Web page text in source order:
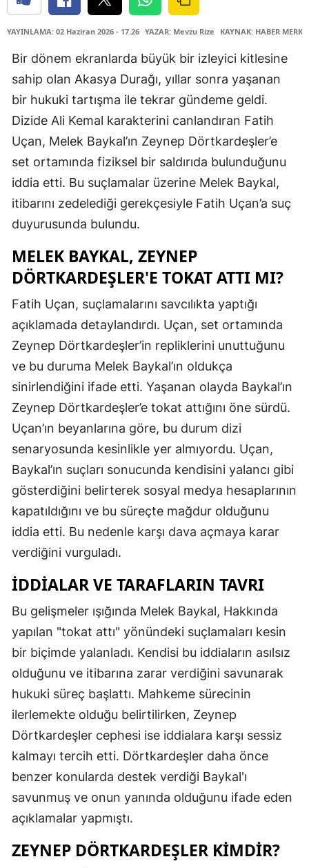
YAYINLAMA: 02 Haziran 2026 - 17.26 YAZAR: Mevzu Rize KAYNAK: HABER
Bir dönem ekranlarda büyük bir izleyici kitlesine
sahip olan Akasya Durağı, yıllar sonra yaşanan
bir hukuki tartışma ile tekrar gündeme geldi.
Dizide Ali Kemal karakterini canlandıran Fatih
Uçan, Melek Baykal’ın Zeynep Dörtkardeşler’e
set ortamında fiziksel bir saldırıda bulunduğunu
iddia etti. Bu suçlamalar üzerine Melek Baykal,
itibarını zedelediği gerekçesiyle Fatih Uçan’a suç
duyurusunda bulundu.
MELEK BAYKAL, ZEYNEP
DÖRTKARDEŞLER'E TOKAT ATTI MI?
Fatih Uçan, suçlamalarını savcılıkta yaptığı
açıklamada detaylandırdı. Uçan, set ortamında
Zeynep Dörtkardeşler’in repliklerini unuttuğunu
ve bu duruma Melek Baykal’ın oldukça
sinirlendiğini ifade etti. Yaşanan olayda Baykal’ın
Zeynep Dörtkardeşler’e tokat attığını öne sürdü.
Uçan’ın beyanlarına göre, bu durum dizi
senaryosunda kesinlikle yer almıyordu. Uçan,
Baykal’ın suçları sonucunda kendisini yalancı gibi
gösterdiğini belirterek sosyal medya hesaplarının
kapatıldığını ve bu süreçte mağdur olduğunu
iddia etti. Bu nedenle karşı dava açmaya karar
verdiğini vurguladı.
İDDIALAR VE TARAFLARIN TAVRI
Bu gelişmeler ışığında Melek Baykal, Hakkında
yapılan "tokat attı" yönündeki suçlamaları kesin
bir biçimde yalanladı. Kendisi bu iddiaların asılsız
olduğunu ve itibarına zarar verdiğini savunarak
hukuki süreç başlattı. Mahkeme sürecinin
ilerlemekte olduğu belirtilirken, Zeynep
Dörtkardeşler cephesi ise iddialara karşı sessiz
kalmayı tercih etti. Dörtkardeşler daha önce
benzer konularda destek verdiği Baykal'ı
savunmuş ve onun yanında olduğunu ifade eden
açıklamalar yapmıştı.
ZEYNEP DÖRTKARDEŞLER KIMDIR?